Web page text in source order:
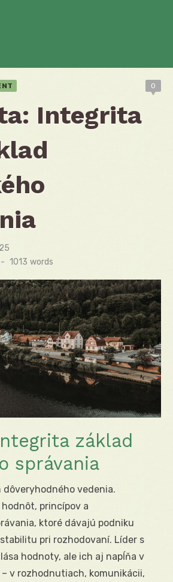
0
Integrita
- 1013 words
základ
správania
vedenia.
princípov a
ktoré dávajú podniku
pri rozhodovaní. Líder s
hodnoty, ale ich aj napĺňa v
v rozhodnutiach, komunikácii,